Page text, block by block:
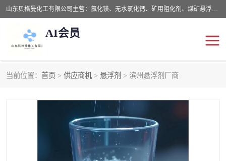
山东贝格曼化工有限公司主营：氯化镁、无水氯化钙、矿用阻化剂、煤矿悬浮剂、道路抑尘剂、氢氧化镁，防灭火剂等，公司位于山东省潍坊市滨海经济开发区,是专业从事对各种精细化工集研究、开发、制造于一体的现代化大型跨境化工企业，公司本着诚信经营、给每一位客户提供专业服务。
AI会员
当前位置： 首页 > 供应商机 > 悬浮剂 > 滨州悬浮剂厂商
抑尘剂